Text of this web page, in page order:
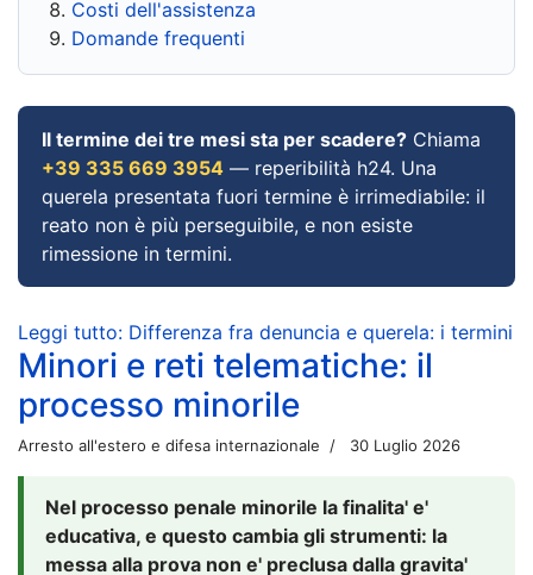
Costi dell'assistenza
Domande frequenti
Il termine dei tre mesi sta per scadere? Chiama
+39 335 669 3954 — reperibilità h24. Una
querela presentata fuori termine è irrimediabile: il
reato non è più perseguibile, e non esiste
rimessione in termini.
Leggi tutto: Differenza fra denuncia e querela: i termini
Minori e reti telematiche: il
processo minorile
Arresto all'estero e difesa internazionale 30 Luglio 2026
Nel processo penale minorile la finalita' e'
educativa, e questo cambia gli strumenti: la
messa alla prova non e' preclusa dalla gravita'